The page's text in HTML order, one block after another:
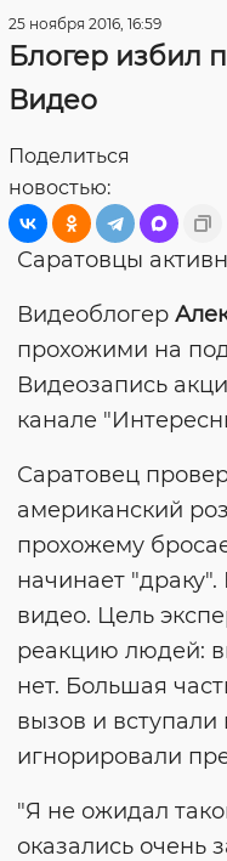
25 ноября 2016, 16:59
Блогер избил
Видео
Поделиться
новостью:
Саратовцы
Видеоблогер
прохожими на
Видеозапись
канале
Саратовец
американский
прохожему
начинает "драку".
видео. Цель
реакцию людей:
нет. Большая
вызов и вступали
игнорировали
"Я не ожидал
оказались очень